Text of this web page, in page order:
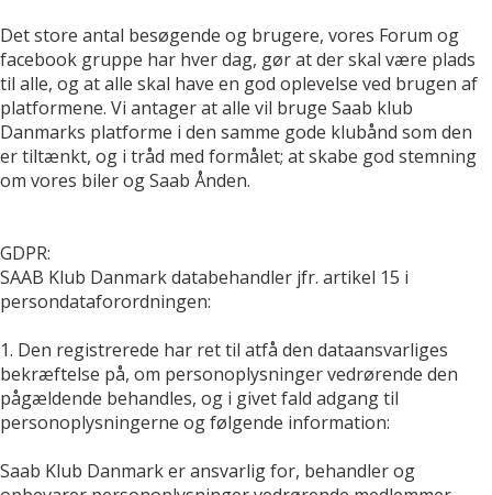
Det store antal besøgende og brugere, vores Forum og
facebook gruppe har hver dag, gør at der skal være plads
til alle, og at alle skal have en god oplevelse ved brugen af
platformene. Vi antager at alle vil bruge Saab klub
Danmarks platforme i den samme gode klubånd som den
er tiltænkt, og i tråd med formålet; at skabe god stemning
om vores biler og Saab Ånden.
GDPR:
SAAB Klub Danmark databehandler jfr. artikel 15 i
persondataforordningen:
1. Den registrerede har ret til atfå den dataansvarliges
bekræftelse på, om personoplysninger vedrørende den
pågældende behandles, og i givet fald adgang til
personoplysningerne og følgende information:
Saab Klub Danmark er ansvarlig for, behandler og